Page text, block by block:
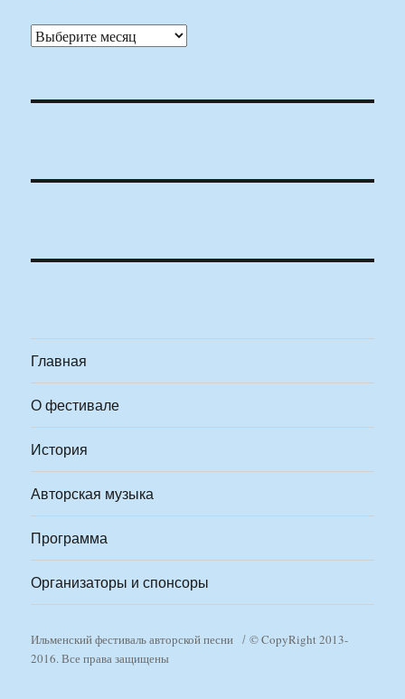
Архивы
Главная
О фестивале
История
Авторская музыка
Программа
Организаторы и спонсоры
Ильменский фестиваль авторской песни
© CopyRight 2013-
2016. Все права защищены